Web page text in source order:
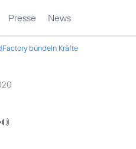
Presse News
bündeln Kräfte